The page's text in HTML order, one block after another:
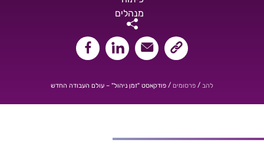
שיתוף קישור העמוד
שיתוף במיילשיתוף בלינקאדיןשיתוף בפייסבוק
להב / פרסומים / פודקאסט "זמן ניהול" – עולם העבודה החדש
פודקאסט "זמן ניהול" – עולם העבודה החדש |